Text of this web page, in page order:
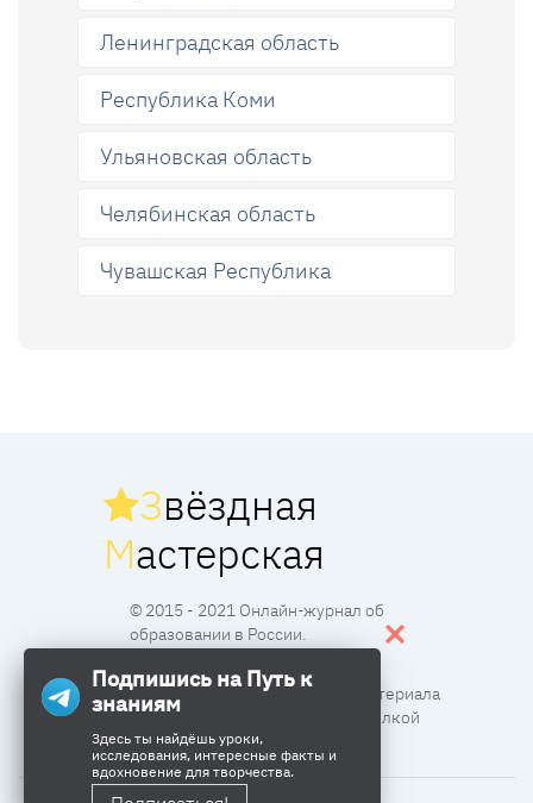
Ленинградская область
Республика Коми
Ульяновская область
Челябинская область
Чувашская Республика
Звёздная
Мастерская
© 2015 - 2021 Онлайн-журнал об
образовании в России.
Все права защищены. Перпечатка материала
разрешена с согласия редакции и ссылкой
Подпишись на Путь к
знаниям
Здесь ты найдёшь уроки,
исследования, интересные факты и
вдохновение для творчества.